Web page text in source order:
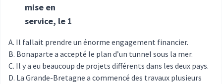
mise en
service, le 1
Il fallait prendre un énorme engagement financier.
Bonaparte a accepté le plan d’un tunnel sous la mer.
Il y a eu beaucoup de projets différents dans les deux pays.
La Grande-Bretagne a commencé des travaux plusieurs